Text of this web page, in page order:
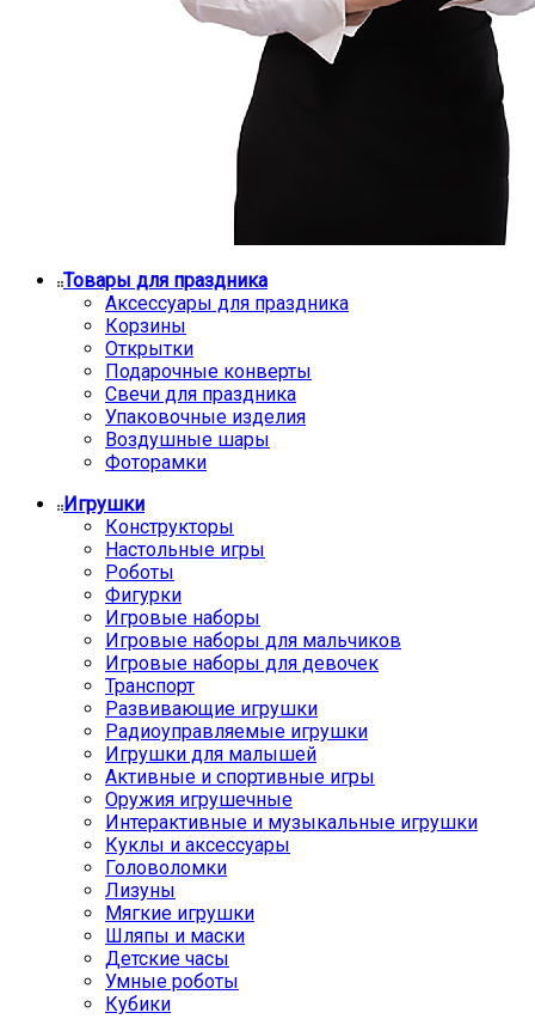
Товары для праздника
Аксессуары для праздника
Корзины
Открытки
Подарочные конверты
Свечи для праздника
Упаковочные изделия
Воздушные шары
Фоторамки
Игрушки
Конструкторы
Настольные игры
Роботы
Фигурки
Игровые наборы
Игровые наборы для мальчиков
Игровые наборы для девочек
Транспорт
Развивающие игрушки
Радиоуправляемые игрушки
Игрушки для малышей
Активные и спортивные игры
Оружия игрушечные
Интерактивные и музыкальные игрушки
Куклы и аксессуары
Головоломки
Лизуны
Мягкие игрушки
Шляпы и маски
Детские часы
Умные роботы
Кубики